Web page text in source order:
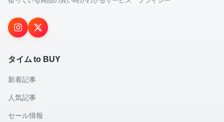
タイム to BUY
新着記事
人気記事
セール情報